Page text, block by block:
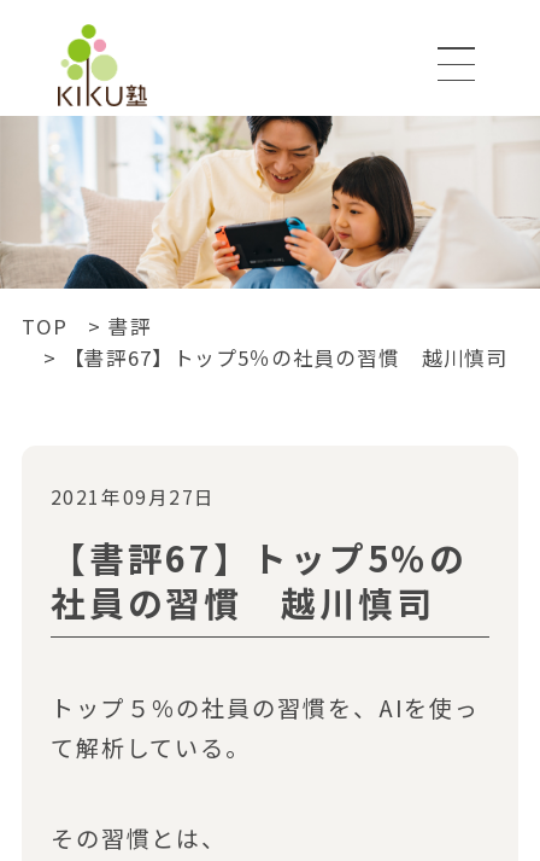
TOP
書評
【書評67】トップ5％の社員の習慣 越川慎司
2021年09月27日
【書評67】トップ5％の
社員の習慣 越川慎司
トップ５％の社員の習慣を、AIを使っ
て解析している。
その習慣とは、